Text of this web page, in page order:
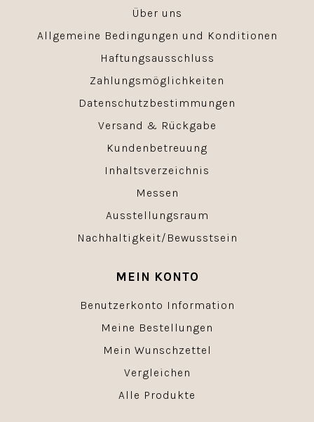
Über uns
Allgemeine Bedingungen und Konditionen
Haftungsausschluss
Zahlungsmöglichkeiten
Datenschutzbestimmungen
Versand & Rückgabe
Kundenbetreuung
Inhaltsverzeichnis
Messen
Ausstellungsraum
Nachhaltigkeit/Bewusstsein
MEIN KONTO
Benutzerkonto Information
Meine Bestellungen
Mein Wunschzettel
Vergleichen
Alle Produkte